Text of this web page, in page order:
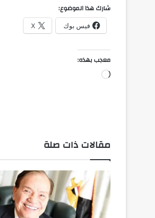
شارك هذا الموضوع:
فيس بوك X
معجب بهذه:
جاري
مقالات ذات صلة